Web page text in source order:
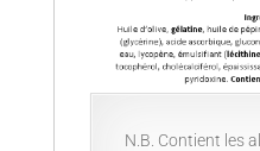
N.B. Contient les